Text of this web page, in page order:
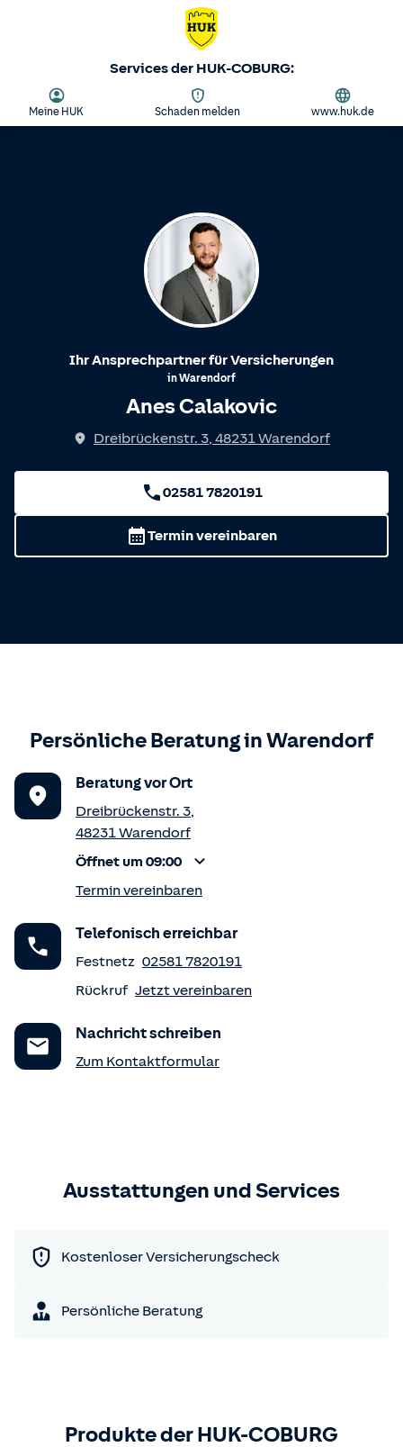
Services der HUK-COBURG:
Meine HUK Schaden melden www.huk.de
Ihr Ansprechpartner für Versicherungen
inWarendorf
Anes Calakovic
Dreibrückenstr. 3, 48231Warendorf
02581 7820191
Termin vereinbaren
Persönliche Beratung inWarendorf
Beratung vor Ort
Dreibrückenstr. 3,
48231Warendorf
Öffnet um 09:00
Termin vereinbaren
Telefonisch erreichbar
Festnetz 02581 7820191
Rückruf Jetzt vereinbaren
Nachricht schreiben
Zum Kontaktformular
Ausstattungen und Services
Kostenloser Versicherungscheck
Persönliche Beratung
Produkte der HUK-COBURG